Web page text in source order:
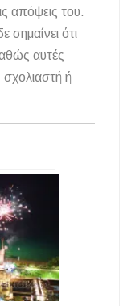
απόψεις του.
σημαίνει ότι
αυτές
ή